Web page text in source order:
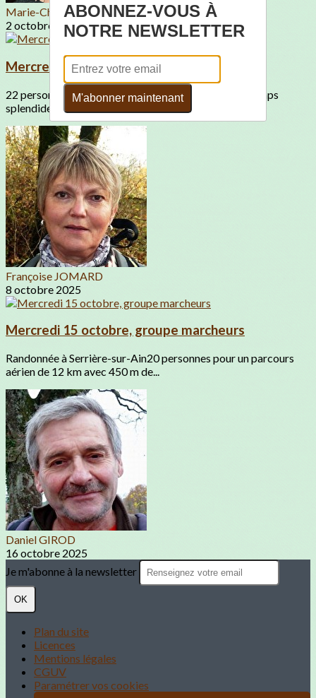
Marie-Christine JANOD
2 octobre 2025
Mercredi 8 octobre, groupe marcheur
22 personnes en balade autour de Mérignat par un temps
splendideLe groupe dans le...
Françoise JOMARD
8 octobre 2025
Mercredi 15 octobre, groupe marcheurs
Randonnée à Serrière-sur-Ain20 personnes pour un parcours
aérien de 12 km avec 450 m de...
Daniel GIROD
16 octobre 2025
Je m'abonne à la newsletter
OK
Plan du site
Licences
Mentions légales
CGUV
Paramétrer vos cookies
ABONNEZ-VOUS À
NOTRE NEWSLETTER
M'abonner maintenant